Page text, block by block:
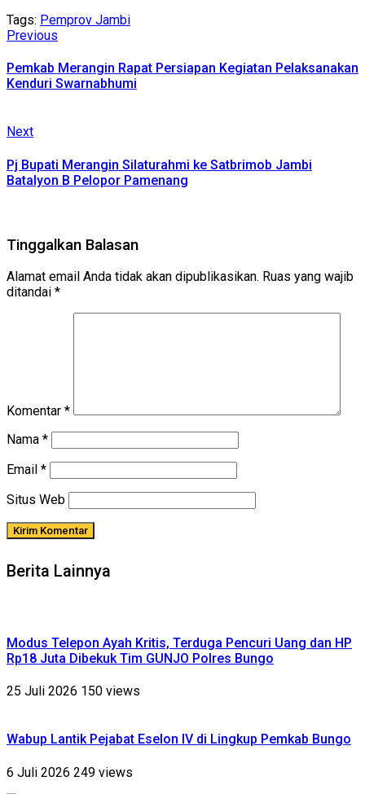
Tags: Pemprov Jambi
Continue
Reading
Previous
Pemkab Merangin Rapat Persiapan Kegiatan Pelaksanakan
Kenduri Swarnabhumi
NextNext
Pj Bupati Merangin Silaturahmi ke Satbrimob Jambi
Batalyon B Pelopor Pamenang
Tinggalkan Balasan
Alamat email Anda tidak akan dipublikasikan. Ruas yang wajib
ditandai *
Komentar *
Nama *
Email *
Situs Web
Berita Lainnya
Modus Telepon Ayah Kritis, Terduga Pencuri Uang dan HP
Rp18 Juta Dibekuk Tim GUNJO Polres Bungo
25 Juli 2026 150 views
Wabup Lantik Pejabat Eselon IV di Lingkup Pemkab Bungo
6 Juli 2026 249 views